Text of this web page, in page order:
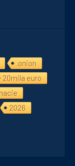
.onion
20mila euro
2026